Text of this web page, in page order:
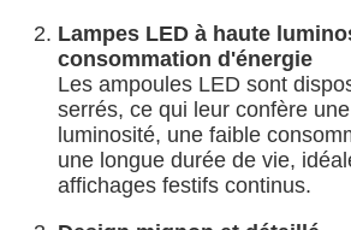
Lampes LED à haute
consommation d'énergie
Les ampoules LED sont
serrés, ce qui leur confère
luminosité, une faible
une longue durée de vie,
affichages festifs continus.